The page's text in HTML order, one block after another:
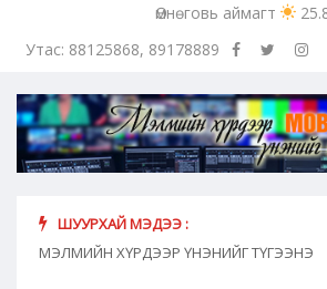
Өмнөговь аймагт
Утас: 88125868, 89178889
ШУУРХАЙ МЭДЭЭ :
МЭЛМИЙН ХҮРДЭЭР ҮНЭНИЙГ ТҮГЭЭНЭ